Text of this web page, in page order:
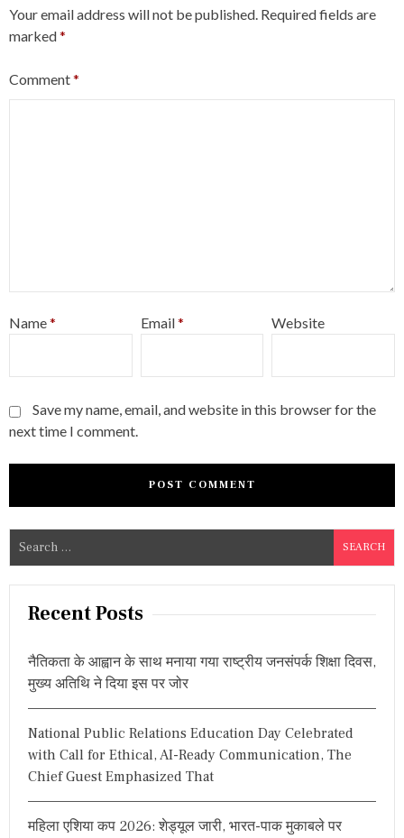
Your email address will not be published. Required fields are
marked*
Comment*
Name* Email* Website
Save my name, email, and website in this browser for the
next time I comment.
e
a
Recent Posts
नैतिकता के आह्वान के साथ मनाया गया राष्ट्रीय जनसंपर्क शिक्षा दिवस,
मुख्य अतिथि ने दिया इस पर जोर
National Public Relations Education Day Celebrated
with Call for Ethical, AI-Ready Communication, The
Chief Guest Emphasized That
महिला एशिया कप 2026: शेड्यूल जारी, भारत-पाक मुकाबले पर